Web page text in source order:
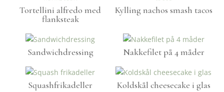
Tortellini alfredo med
flanksteak
Kylling nachos smash tacos
Sandwichdressing Nakkefilet på 4 måder
Squashfrikadeller Koldskål cheesecake i glas